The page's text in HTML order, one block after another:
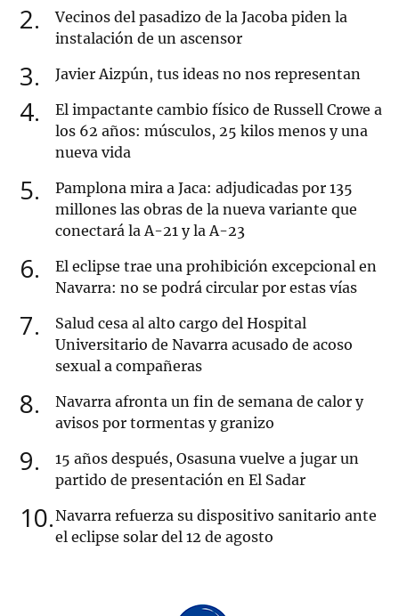
2
Vecinos del pasadizo de la Jacoba piden la
instalación de un ascensor
3 Javier Aizpún, tus ideas no nos representan
4
El impactante cambio físico de Russell Crowe a
los 62 años: músculos, 25 kilos menos y una
nueva vida
5
Pamplona mira a Jaca: adjudicadas por 135
millones las obras de la nueva variante que
conectará la A-21 y la A-23
6
El eclipse trae una prohibición excepcional en
Navarra: no se podrá circular por estas vías
7
Salud cesa al alto cargo del Hospital
Universitario de Navarra acusado de acoso
sexual a compañeras
8
Navarra afronta un fin de semana de calor y
avisos por tormentas y granizo
9
15 años después, Osasuna vuelve a jugar un
partido de presentación en El Sadar
10 Navarra refuerza su dispositivo sanitario ante
el eclipse solar del 12 de agosto